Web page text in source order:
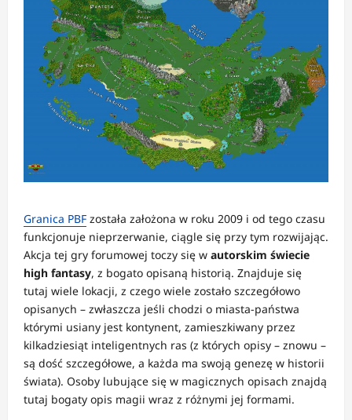
Granica PBF została założona w roku 2009 i od tego czasu
funkcjonuje nieprzerwanie, ciągle się przy tym rozwijając.
Akcja tej gry forumowej toczy się w autorskim świecie
high fantasy, z bogato opisaną historią. Znajduje się
tutaj wiele lokacji, z czego wiele zostało szczegółowo
opisanych – zwłaszcza jeśli chodzi o miasta-państwa
którymi usiany jest kontynent, zamieszkiwany przez
kilkadziesiąt inteligentnych ras (z których opisy – znowu –
są dość szczegółowe, a każda ma swoją genezę w historii
świata). Osoby lubujące się w magicznych opisach znajdą
tutaj bogaty opis magii wraz z różnymi jej formami.